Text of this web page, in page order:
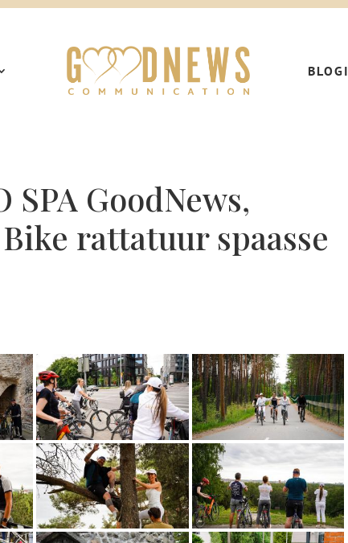
BLOGI
SPA GoodNews,
rattatuur spaasse